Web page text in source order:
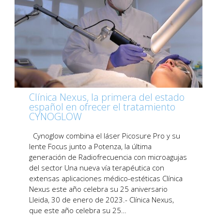
Clínica Nexus, la primera del estado
español en ofrecer el tratamiento
CYNOGLOW
Cynoglow combina el láser Picosure Pro y su
lente Focus junto a Potenza, la última
generación de Radiofrecuencia con microagujas
del sector Una nueva vía terapéutica con
extensas aplicaciones médico-estéticas Clínica
Nexus este año celebra su 25 aniversario
Lleida, 30 de enero de 2023.- Clínica Nexus,
que este año celebra su 25…